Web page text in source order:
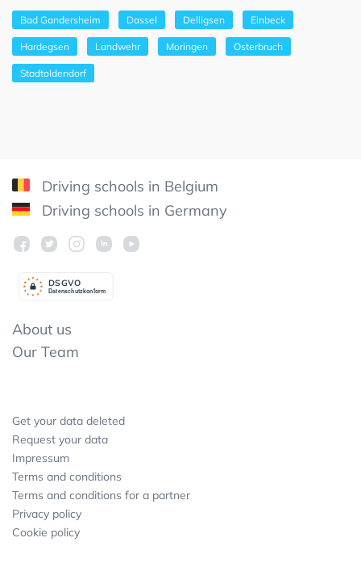
Bad Gandersheim Dassel Delligsen Einbeck
Hardegsen Landwehr Moringen Osterbruch
Stadtoldendorf
Driving schools in Belgium
Driving schools in Germany
Datenschutzkonform
DSGVO
About us
Our Team
Get your data deleted
Request your data
Impressum
Terms and conditions
Terms and conditions for a partner
Privacy policy
Cookie policy